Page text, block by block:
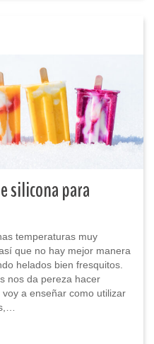
silicona para
temperaturas muy
que no hay mejor manera
helados bien fresquitos.
nos da pereza hacer
a enseñar como utilizar